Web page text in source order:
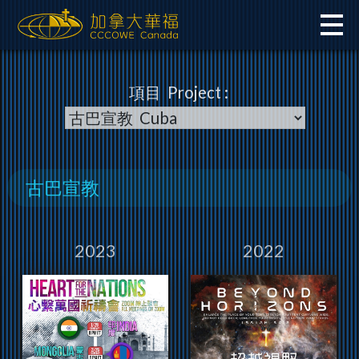
content
項目 Project :
古巴宣教
2023 2022